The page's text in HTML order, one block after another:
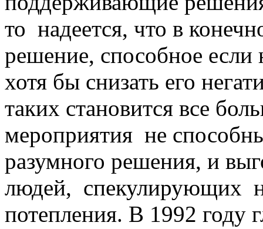
то надеется, что в
решение, способное если
хотя бы снизать его
таких становится все
мероприятия не
разумного решения, и
людей, спекулирующих
потепления. В 1992 году